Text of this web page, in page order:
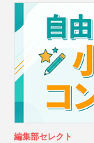
編集部セレクト